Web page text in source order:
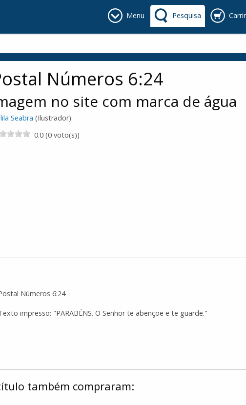
Menu Pesquisa
Números 6:24
no site com marca de água
Seabra (Ilustrador)
0.0 (0 voto(s))
Números 6:24
impresso: "PARABÉNS. O Senhor te abençoe e te guarde."
também compraram: